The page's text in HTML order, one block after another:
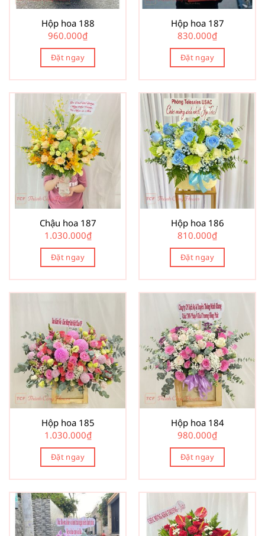
Hộp hoa 188
960.000₫
Đặt ngay
Hộp hoa 187
830.000₫
Đặt ngay
Chậu hoa 187
1.030.000₫
Đặt ngay
Hộp hoa 186
810.000₫
Đặt ngay
Hộp hoa 185
1.030.000₫
Đặt ngay
Hộp hoa 184
980.000₫
Đặt ngay